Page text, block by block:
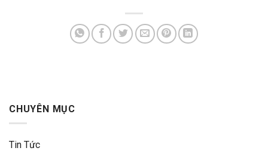
CHUYÊN MỤC
Tin Tức